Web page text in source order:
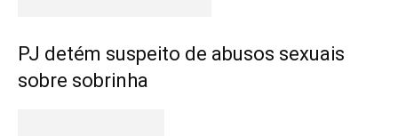
PJ detém suspeito de abusos sexuais
sobre sobrinha